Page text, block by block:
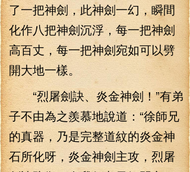
了一把神劍，此神劍一幻，瞬間
化作八把神劍沉浮，每一把神劍
高百丈，每一把神劍宛如可以劈
開大地一樣。
“烈屠劍訣、炎金神劍！”有弟
子不由為之羨慕地說道：“徐師兄
的真器，乃是完整道紋的炎金神
石所化呀，炎金神劍主攻，烈屠